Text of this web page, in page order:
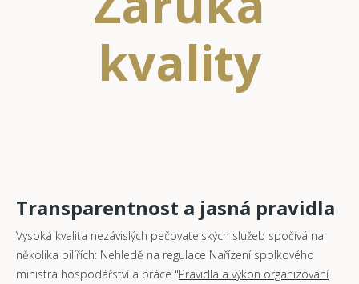
kvality
Transparentnost a jasná pravidla
Vysoká kvalita nezávislých pečovatelských služeb spočívá na
několika pilířích: Nehledě na regulace Nařízení spolkového
ministra hospodářství a práce "Pravidla a výkon organizování